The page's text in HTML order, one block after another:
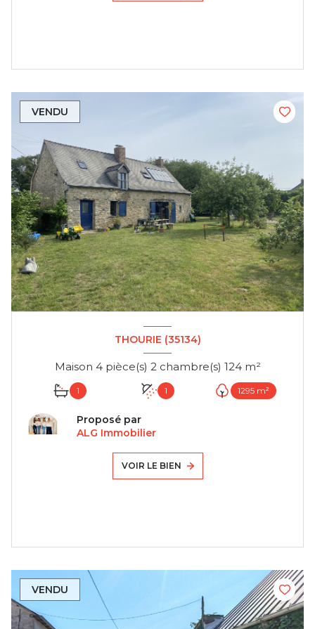
VENDU
THOURIE (35134)
Maison 4 pièce(s) 2 chambre(s) 124 m²
1 1 1295 m²
Proposé par
ALG Immobilier
VOIR LE BIEN
VENDU